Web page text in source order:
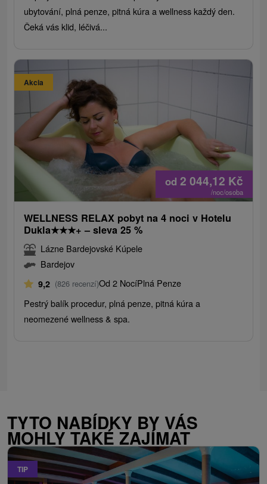
ubytování, plná penze, pitná kúra a wellness každý den.
Čeká vás klid, léčivá...
Akcia
od 2 044,12 Kč
/noc/osoba
WELLNESS RELAX pobyt na 4 noci v Hotelu
Dukla★★★+ – sleva 25 %
Lázne Bardejovské Kúpele
Bardejov
9,2 (826 recenzí)Od 2 NocíPlná Penze
Pestrý balík procedur, plná penze, pitná kúra a
neomezené wellness & spa.
TYTO NABÍDKY BY VÁS
MOHLY TAKÉ ZAJÍMAT
TIP